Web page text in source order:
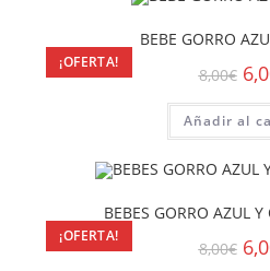
¡OFERTA!
BEBE GORRO
8,00€
Añadir al
¡OFERTA!
BEBES GORRO AZUL
8,00€